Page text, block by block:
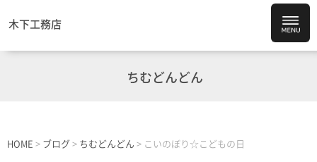
木下工務店
ちむどんどん
HOME > ブログ > ちむどんどん > こいのぼり☆こどもの日